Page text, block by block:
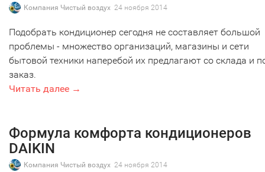
Компания Чистый воздух 24 ноября 2014
Подобрать кондиционер сегодня не составляет большой
проблемы - множество организаций, магазины и сети
бытовой техники наперебой их предлагают со склада и
заказ.
Читать далее →
Формула комфорта кондиционеров
DAIKIN
Компания Чистый воздух 24 ноября 2014